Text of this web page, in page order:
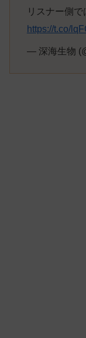
リスナー側
https://t.co/
— 深海生物